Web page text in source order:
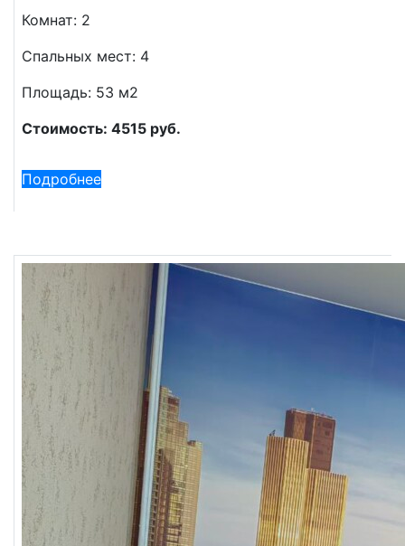
Комнат: 2
Спальных мест: 4
Площадь: 53 м2
Стоимость: 4515 руб.
Подробнее